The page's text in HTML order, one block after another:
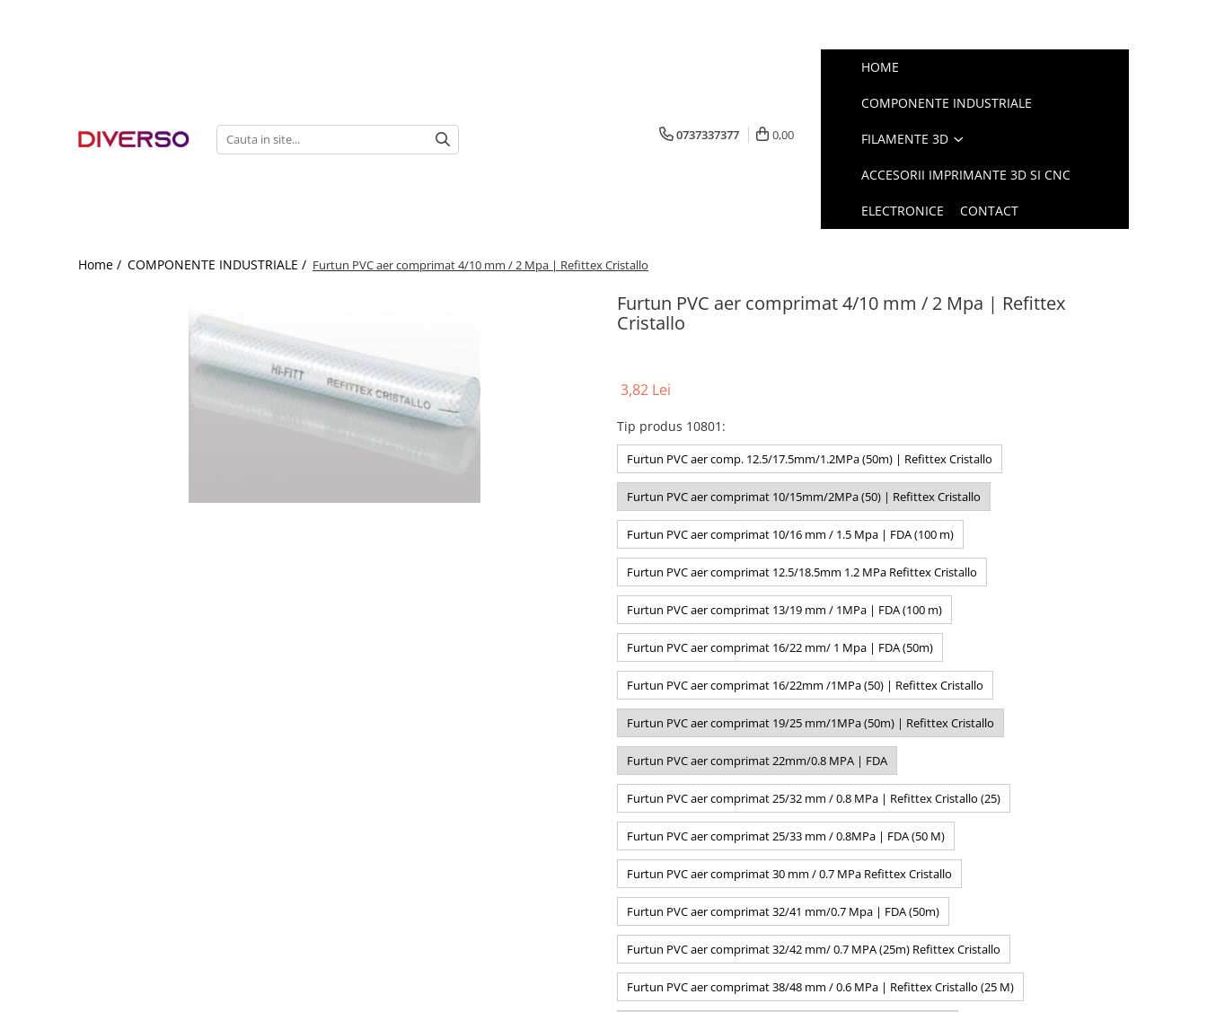
0737337377 0,00
HOME
COMPONENTE INDUSTRIALE
FILAMENTE 3D
ACCESORII IMPRIMANTE 3D SI CNC
ELECTRONICE CONTACT
Home / COMPONENTE INDUSTRIALE / Furtun PVC aer comprimat 4/10 mm / 2 Mpa | Refittex Cristallo
Furtun PVC aer comprimat 4/10 mm / 2 Mpa | Refittex
Cristallo
3,82 Lei
Tip produs 10801 :
Furtun PVC aer comp. 12.5/17.5mm/1.2MPa (50m) | Refittex Cristallo
Furtun PVC aer comprimat 10/15mm/2MPa (50) | Refittex Cristallo
Furtun PVC aer comprimat 10/16 mm / 1.5 Mpa | FDA (100 m)
Furtun PVC aer comprimat 12.5/18.5mm 1.2 MPa Refittex Cristallo
Furtun PVC aer comprimat 13/19 mm / 1MPa | FDA (100 m)
Furtun PVC aer comprimat 16/22 mm/ 1 Mpa | FDA (50m)
Furtun PVC aer comprimat 16/22mm /1MPa (50) | Refittex Cristallo
Furtun PVC aer comprimat 19/25 mm/1MPa (50m) | Refittex Cristallo
Furtun PVC aer comprimat 22mm/0.8 MPA | FDA
Furtun PVC aer comprimat 25/32 mm / 0.8 MPa | Refittex Cristallo (25)
Furtun PVC aer comprimat 25/33 mm / 0.8MPa | FDA (50 M)
Furtun PVC aer comprimat 30 mm / 0.7 MPa Refittex Cristallo
Furtun PVC aer comprimat 32/41 mm/0.7 Mpa | FDA (50m)
Furtun PVC aer comprimat 32/42 mm/ 0.7 MPA (25m) Refittex Cristallo
Furtun PVC aer comprimat 38/48 mm / 0.6 MPa | Refittex Cristallo (25 M)